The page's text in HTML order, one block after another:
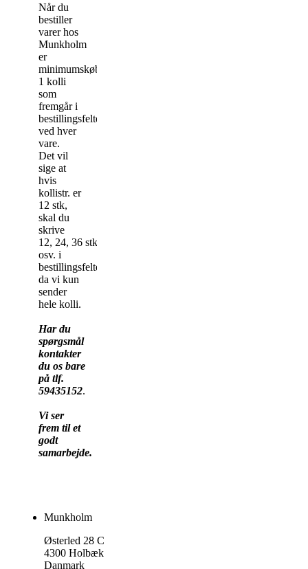
Når du
bestiller
varer hos
Munkholm
er
minimumskøbet
1 kolli
som
fremgår i
bestillingsfeltet
ved hver
vare.
Det vil
sige at
hvis
kollistr. er
12 stk,
skal du
skrive
12, 24, 36 stk
osv. i
bestillingsfeltet,
da vi kun
sender
hele kolli.
Har du
spørgsmål
kontakter
du os bare
på tlf.
59435152.
Vi ser
frem til et
godt
samarbejde.
Munkholm
Østerled 28 C
4300 Holbæk
Danmark